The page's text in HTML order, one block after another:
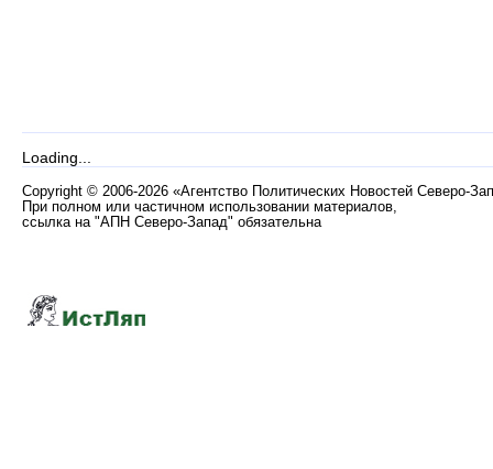
Loading...
Copyright © 2006-2026 «Агентство Политических Новостей Северо-
При полном или частичном использовании материалов,
ссылка на "АПН Северо-Запад" обязательна